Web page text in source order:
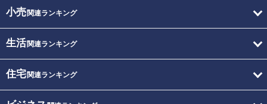
小売関連ランキング
生活関連ランキング
住宅関連ランキング